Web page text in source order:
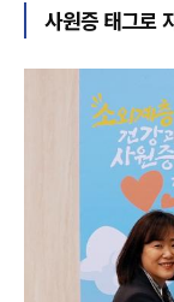
사원증 태그로